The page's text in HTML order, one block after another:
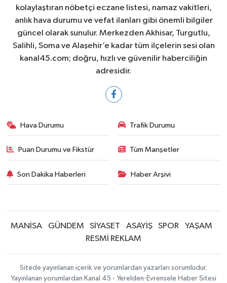
kolaylaştıran nöbetçi eczane listesi, namaz vakitleri,
anlık hava durumu ve vefat ilanları gibi önemli bilgiler
güncel olarak sunulur. Merkezden Akhisar, Turgutlu,
Salihli, Soma ve Alaşehir’e kadar tüm ilçelerin sesi olan
kanal45.com; doğru, hızlı ve güvenilir haberciliğin
adresidir.
Hava Durumu Trafik Durumu
Puan Durumu ve Fikstür Tüm Manşetler
Son Dakika Haberleri Haber Arşivi
MANİSA GÜNDEM SİYASET ASAYİŞ SPOR
YAŞAM
RESMİ REKLAM
Sitede yayınlanan içerik ve yorumlardan yazarları sorumludur.
Yayınlanan yorumlardan Kanal 45 - Yerelden-Evrensele Haber Sitesi